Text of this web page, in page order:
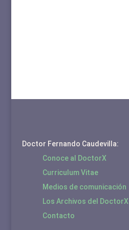
Doctor Fernando Caudevilla:
Conoce al DoctorX
Curriculum Vitae
Medios de comunicación
Los Archivos del DoctorX
Contacto